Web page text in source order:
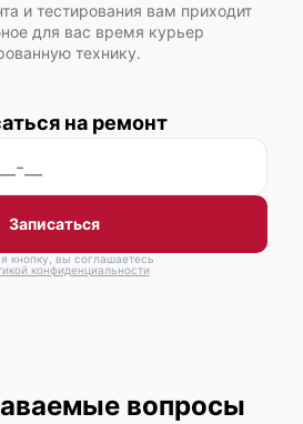
и тестирования вам приходит
для вас время курьер
технику.
на ремонт
Записаться
кнопку, вы соглашаетесь
конфиденциальности
вопросы